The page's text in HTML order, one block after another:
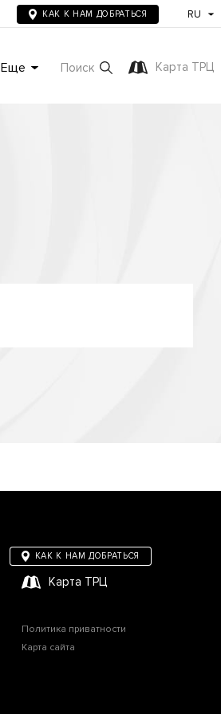
КАК К НАМ ДОБРАТЬСЯ RU
Еще Поиск Карта ТРЦ
КАК К НАМ ДОБРАТЬСЯ
Карта ТРЦ
Политика приватности
Карта сайта